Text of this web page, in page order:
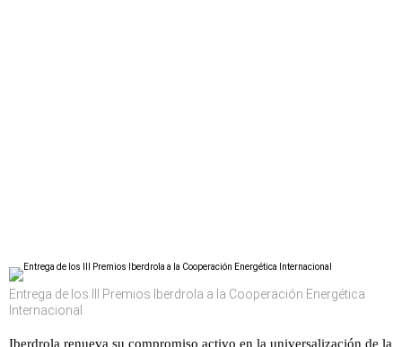
Entrega de los III Premios Iberdrola a la Cooperación Energética
Internacional
Iberdrola renueva su compromiso activo en la universalización de la